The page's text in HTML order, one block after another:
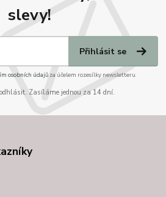
slevy!
Přihlásit se
osobních údajůza účelem rozesílky newsletteru.
Zasíláme jednou za 14 dní.